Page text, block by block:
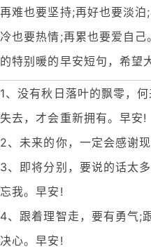
再难也要坚持;再好也要淡
冷也要热情;再累也要爱自
的特别暖的早安短句，希望
1、没有秋日落叶的飘零，
失去，才会重新拥有。早安!
2、未来的你，一定会感谢
3、即将分别，要说的话太
忘我。早安!
4、跟着理智走，要有勇气;
决心。早安!